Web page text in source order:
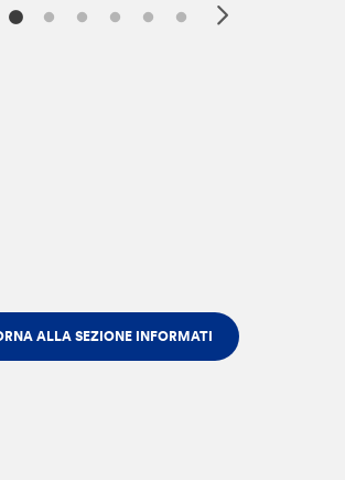
ALLA SEZIONE INFORMATI